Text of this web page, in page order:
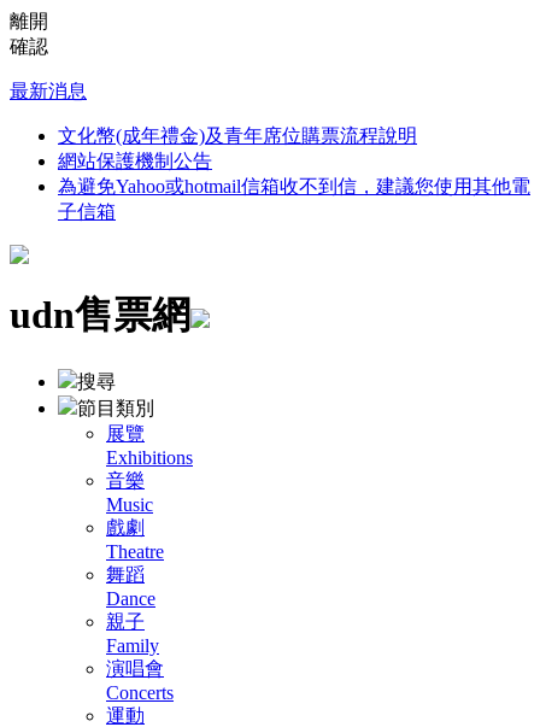
離開
確認
最新消息
文化幣(成年禮金)及青年席位購票流程說明
網站保護機制公告
為避免Yahoo或hotmail信箱收不到信，建議您使用其他電
子信箱
udn售票網
搜尋
節目類別
展覽
Exhibitions
音樂
Music
戲劇
Theatre
舞蹈
Dance
親子
Family
演唱會
Concerts
運動